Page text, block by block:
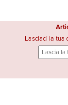
Lasciaci la tua